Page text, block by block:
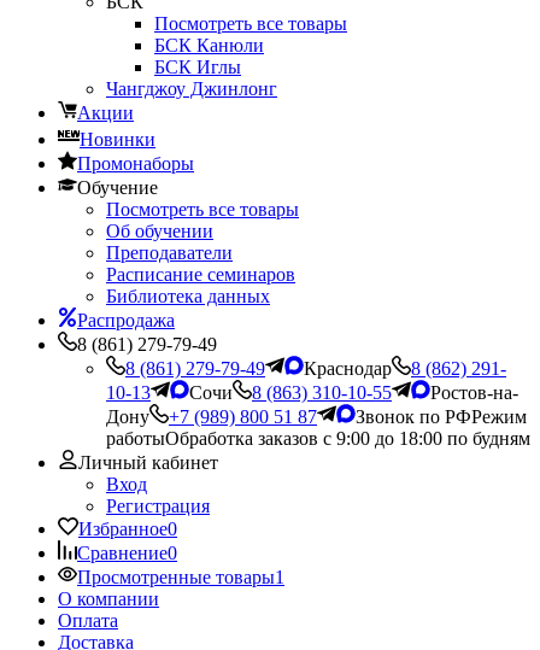
Посмотреть все товары
БСК Канюли
БСК Иглы
Чангджоу Джинлонг
Акции
Новинки
Промонаборы
Обучение
Посмотреть все товары
Об обучении
Преподаватели
Расписание семинаров
Библиотека данных
Распродажа
8 (861) 279-79-49
8 (861) 279-79-49
Краснодар
8 (862) 291-
10-13
Сочи 8 (863) 310-10-55
Ростов-на-
Дону
+7 (989) 800 51 87 Звонок по РФРежим
работыОбработка заказов с 9:00 до 18:00 по будням
Личный кабинет
Вход
Регистрация
Избранное0
Сравнение0
Просмотренные товары1
О компании
Оплата
Доставка